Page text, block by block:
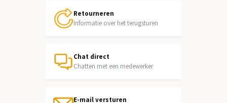
Retourneren
Informatie over het terugsturen
Chat direct
Chatten met een medewerker
E-mail versturen